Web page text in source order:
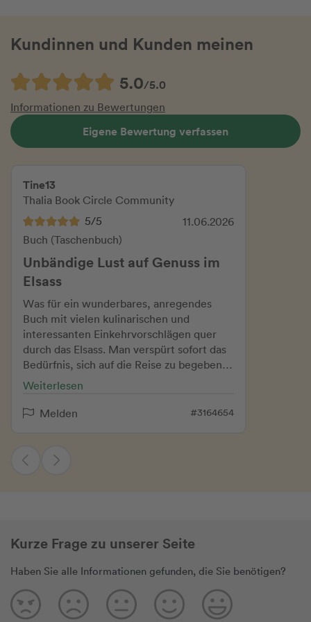
Kundinnen und Kunden meinen
5.0/5.0
Informationen zu Bewertungen
Eigene Bewertung verfassen
Tine13
Thalia Book Circle Community
5/5
11.06.2026
Buch (Taschenbuch)
Unbändige Lust auf Genuss im
Elsass
Was für ein wunderbares, anregendes
Buch mit vielen kulinarischen und
interessanten Einkehrvorschlägen quer
durch das Elsass. Man verspürt sofort das
Bedürfnis, sich auf die Reise zu begeben,
um all diese großartigen Orte zu besuchen
Weine vor Ort zu verkosten. Mit diesem
Autoren Natalie Lumpp und Frank
Einteilung in Übersichtskarten der
folgenden nummerierten Empfehlungen,
dabei bekommt man gleich einen
wertvollen räumlichen Überblick. Die
Weiterlesen
Melden
#3164654
Kurze Frage zu unserer Seite
Haben Sie alle Informationen gefunden, die Sie benötigen?